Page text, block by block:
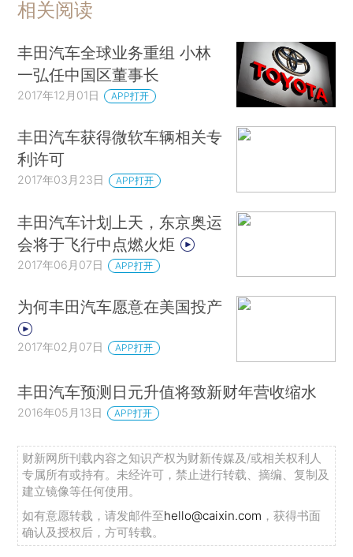
相关阅读
丰田汽车全球业务重组 小林
一弘任中国区董事长
2017年12月01日 APP打开
丰田汽车获得微软车辆相关专
利许可
2017年03月23日 APP打开
丰田汽车计划上天，东京奥运
会将于飞行中点燃火炬
2017年06月07日 APP打开
为何丰田汽车愿意在美国投产
2017年02月07日 APP打开
丰田汽车预测日元升值将致新财年营收缩水
2016年05月13日 APP打开
财新网所刊载内容之知识产权为财新传媒及/或相关权利人
专属所有或持有。未经许可，禁止进行转载、摘编、复制及
建立镜像等任何使用。
如有意愿转载，请发邮件至hello@caixin.com ，获得书面
确认及授权后，方可转载。